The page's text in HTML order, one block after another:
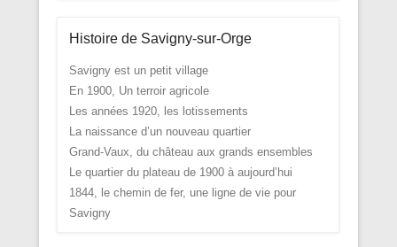
Histoire de Savigny-sur-Orge
Savigny est un petit village
En 1900, Un terroir agricole
Les années 1920, les lotissements
La naissance d’un nouveau quartier
Grand-Vaux, du château aux grands ensembles
Le quartier du plateau de 1900 à aujourd’hui
1844, le chemin de fer, une ligne de vie pour
Savigny